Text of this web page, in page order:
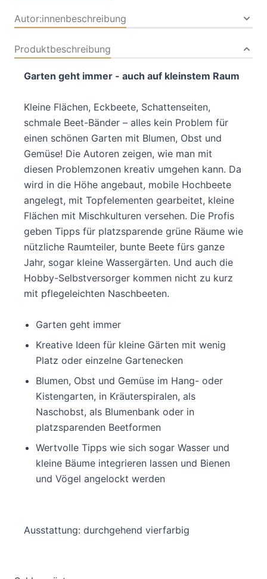
Autor:innenbeschreibung
Produktbeschreibung
Garten geht immer - auch auf kleinstem Raum
Kleine Flächen, Eckbeete, Schattenseiten,
schmale Beet-Bänder – alles kein Problem für
einen schönen Garten mit Blumen, Obst und
Gemüse! Die Autoren zeigen, wie man mit
diesen Problemzonen kreativ umgehen kann. Da
wird in die Höhe angebaut, mobile Hochbeete
angelegt, mit Topfelementen gearbeitet, kleine
Flächen mit Mischkulturen versehen. Die Profis
geben Tipps für platzsparende grüne Räume wie
nützliche Raumteiler, bunte Beete fürs ganze
Jahr, sogar kleine Wassergärten. Und auch die
Hobby-Selbstversorger kommen nicht zu kurz
mit pflegeleichten Naschbeeten.
Garten geht immer
Kreative Ideen für kleine Gärten mit wenig
Platz oder einzelne Gartenecken
Blumen, Obst und Gemüse im Hang- oder
Kistengarten, in Kräuterspiralen, als
Naschobst, als Blumenbank oder in
platzsparenden Beetformen
Wertvolle Tipps wie sich sogar Wasser und
kleine Bäume integrieren lassen und Bienen
und Vögel angelockt werden
Ausstattung: durchgehend vierfarbig